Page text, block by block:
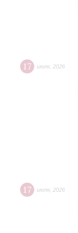
17 июля 2026
17 июля 2026